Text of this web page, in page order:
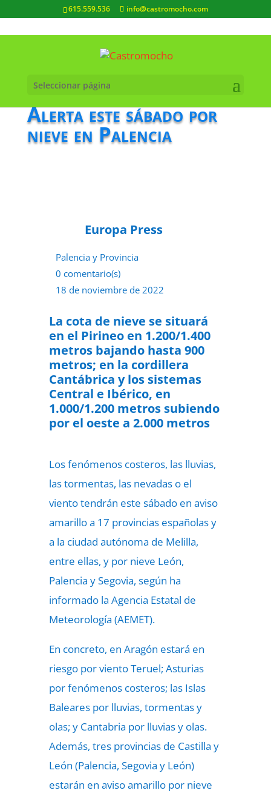
615.559.536 info@castromocho.com
Seleccionar página
Alerta este sábado por
nieve en Palencia
Europa Press
Palencia y Provincia
0 comentario(s)
18 de noviembre de 2022
La cota de nieve se situará
en el Pirineo en 1.200/1.400
metros bajando hasta 900
metros; en la cordillera
Cantábrica y los sistemas
Central e Ibérico, en
1.000/1.200 metros subiendo
por el oeste a 2.000 metros
Los fenómenos costeros, las lluvias,
las tormentas, las nevadas o el
viento tendrán este sábado en aviso
amarillo a 17 provincias españolas y
a la ciudad autónoma de Melilla,
entre ellas, y por nieve León,
Palencia y Segovia, según ha
informado la Agencia Estatal de
Meteorología (AEMET).
En concreto, en Aragón estará en
riesgo por viento Teruel; Asturias
por fenómenos costeros; las Islas
Baleares por lluvias, tormentas y
olas; y Cantabria por lluvias y olas.
Además, tres provincias de Castilla y
León (Palencia, Segovia y León)
estarán en aviso amarillo por nieve